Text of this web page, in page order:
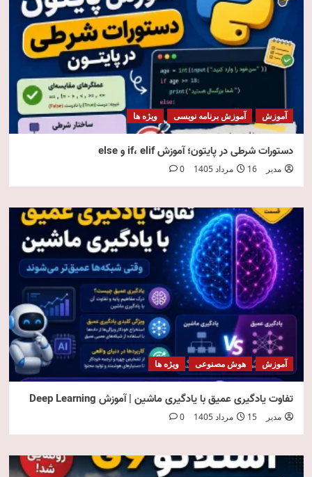
آموزش آموزش برنامه نویسی ویژه ها
دستورات شرطی در پایتون؛ آموزش if، elif و else
مدیر 16 مرداد 1405 0
آموزش هوش مصنوعی ویژه ها
تفاوت یادگیری عمیق با یادگیری ماشین | آموزش Deep Learning
مدیر 15 مرداد 1405 0